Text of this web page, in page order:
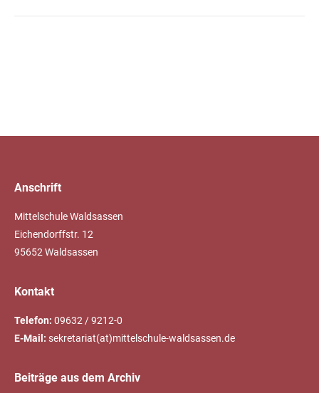
Anschrift
Mittelschule Waldsassen
Eichendorffstr. 12
95652 Waldsassen
Kontakt
Telefon: 09632 / 9212-0
E-Mail: sekretariat(at)mittelschule-waldsassen.de
Beiträge aus dem Archiv